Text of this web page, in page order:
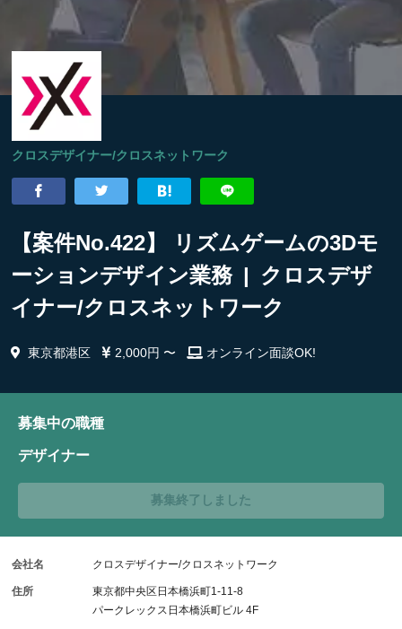
クロスデザイナー/クロスネットワーク
【案件No.422】 リズムゲームの3Dモ
ーションデザイン業務 | クロスデザ
イナー/クロスネットワーク
東京都港区 2,000円 〜 オンライン面談OK!
募集中の職種
デザイナー
募集終了しました
会社名 クロスデザイナー/クロスネットワーク
住所
東京都中央区日本橋浜町1-11-8
パークレックス日本橋浜町ビル 4F